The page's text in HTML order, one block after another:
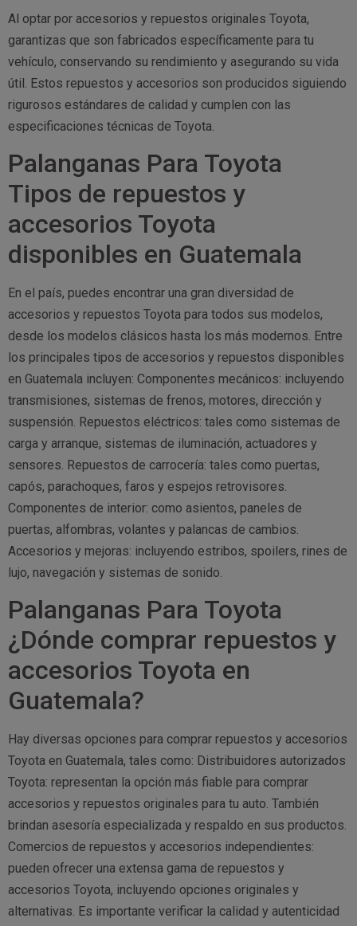
Al optar por accesorios y repuestos originales Toyota,
garantizas que son fabricados específicamente para tu
vehículo, conservando su rendimiento y asegurando su vida
útil. Estos repuestos y accesorios son producidos siguiendo
rigurosos estándares de calidad y cumplen con las
especificaciones técnicas de Toyota.
Palanganas Para Toyota
Tipos de repuestos y
accesorios Toyota
disponibles en Guatemala
En el país, puedes encontrar una gran diversidad de
accesorios y repuestos Toyota para todos sus modelos,
desde los modelos clásicos hasta los más modernos. Entre
los principales tipos de accesorios y repuestos disponibles
en Guatemala incluyen: Componentes mecánicos: incluyendo
transmisiones, sistemas de frenos, motores, dirección y
suspensión. Repuestos eléctricos: tales como sistemas de
carga y arranque, sistemas de iluminación, actuadores y
sensores. Repuestos de carrocería: tales como puertas,
capós, parachoques, faros y espejos retrovisores.
Componentes de interior: como asientos, paneles de
puertas, alfombras, volantes y palancas de cambios.
Accesorios y mejoras: incluyendo estribos, spoilers, rines de
lujo, navegación y sistemas de sonido.
Palanganas Para Toyota
¿Dónde comprar repuestos y
accesorios Toyota en
Guatemala?
Hay diversas opciones para comprar repuestos y accesorios
Toyota en Guatemala, tales como: Distribuidores autorizados
Toyota: representan la opción más fiable para comprar
accesorios y repuestos originales para tu auto. También
brindan asesoría especializada y respaldo en sus productos.
Comercios de repuestos y accesorios independientes:
pueden ofrecer una extensa gama de repuestos y
accesorios Toyota, incluyendo opciones originales y
alternativas. Es importante verificar la calidad y autenticidad